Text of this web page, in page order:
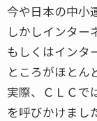
今や日本の中小
しかしインター
もしくはインタ
ところがほとん
実際、ＣＬＣで
を呼びかけまし